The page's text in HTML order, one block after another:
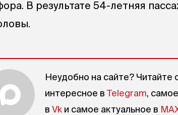
В результате 54-летняя
Неудобно на сайте? Читайте
интересное в Telegram,
в Vk и самое актуальное в